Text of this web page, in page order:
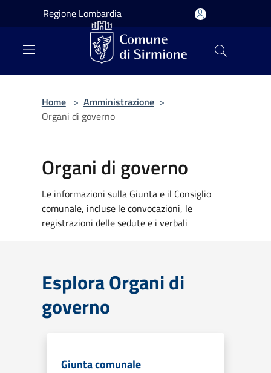
Salta al contenuto principale
Regione Lombardia
Home > Amministrazione >
Organi di governo
Organi di governo
Le informazioni sulla Giunta e il Consiglio
comunale, incluse le convocazioni, le
registrazioni delle sedute e i verbali
Esplora Organi di
governo
Giunta comunale